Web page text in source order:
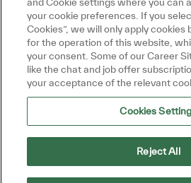
your cookie preferences. If you
Cookies”, we will only apply cookies
for the operation of this website,
your consent. Some of our Career
like the chat and job offer
your acceptance of the relevant
Cookies
Reject All